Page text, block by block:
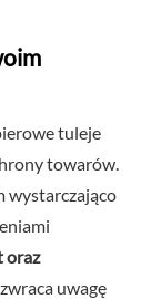
tuleje
towarów.
wystarczająco
oraz
uwagę